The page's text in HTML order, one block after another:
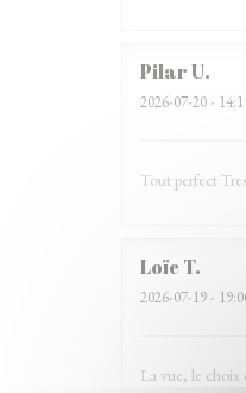
PilarU
2026-07-20 -
Tout perfect
Loïc T
2026-07-19 -
La vue, le choix